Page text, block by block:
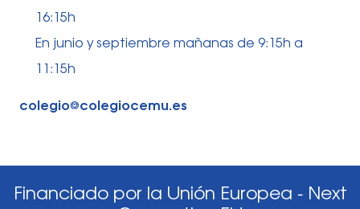
16:15h
En junio y septiembre mañanas de 9:15h a
11:15h
colegio⅛colegiocemu.es
Financiado por la Unión Europea - Next